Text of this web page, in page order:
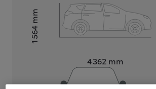
4 362 mm
Hauteur1 564
mm